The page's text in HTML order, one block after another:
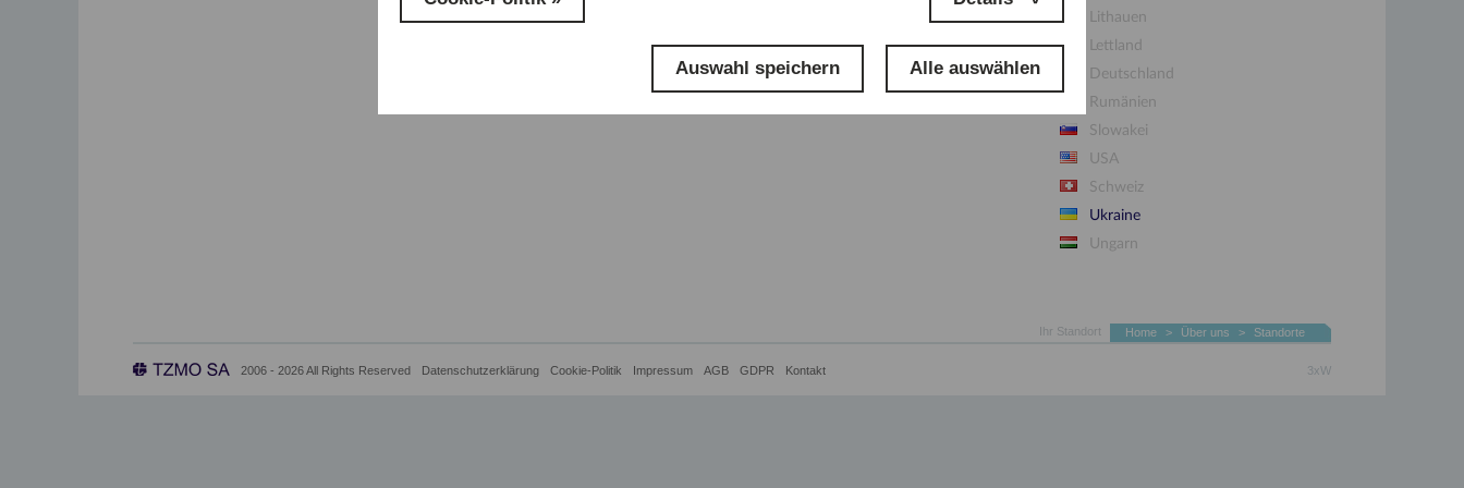
Auswahl speichern Alle auswählen
Lithauen
Lettland
Deutschland
Rumänien
Slowakei
USA
Schweiz
Ukraine
Ungarn
Home > Über uns > Standorte
Ihr Standort
2006 - 2026 All Rights Reserved Datenschutzerklärung Cookie-Politik Impressum AGB GDPR Kontakt 3xW